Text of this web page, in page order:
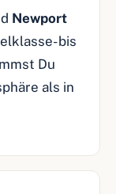
Newport
bis
Du
als in